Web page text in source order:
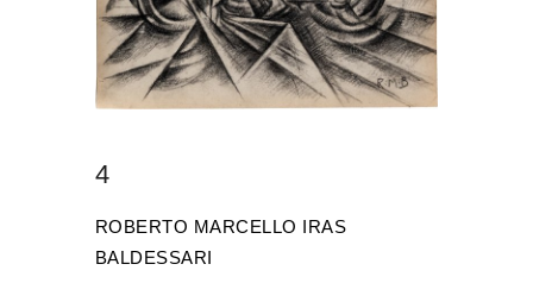
4
ROBERTO MARCELLO IRAS
BALDESSARI